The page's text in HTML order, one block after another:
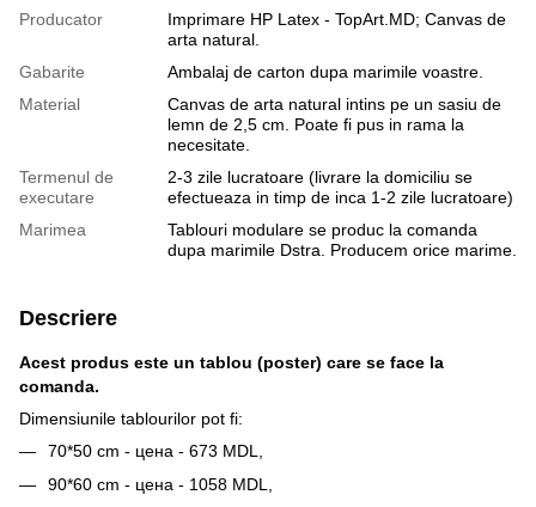
Producator
Imprimare HP Latex - TopArt.MD; Canvas de
arta natural.
Gabarite
Ambalaj de сarton dupa marimile voastre.
Material
Canvas de arta natural intins pe un sasiu de
lemn de 2,5 cm. Poate fi pus in rama la
necesitate.
Termenul de
executare
2-3 zile lucratoare (livrare la domiciliu se
efectueaza in timp de inca 1-2 zile lucratoare)
Marimea
Tablouri modulare se produc la comanda
dupa marimile Dstra. Producem orice marime.
Descriere
Acest produs este un tablou (poster) care se face la
comanda.
Dimensiunile tablourilor pot fi:
70*50 cm - цена - 673 MDL,
90*60 cm - цена - 1058 MDL,